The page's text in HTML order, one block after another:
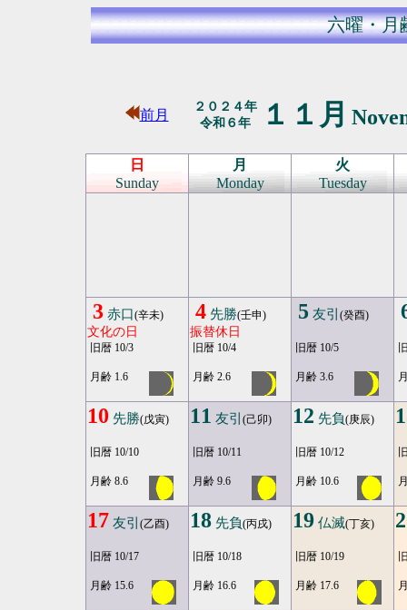
六曜・月
前月
２０２４年
令和６年
１１月
日
Sunday
月
Monday
火
Tuesday
3 赤口(辛未)
文化の日
旧暦 10/3
月齢 1.6
4 先勝(壬申)
振替休日
旧暦 10/4
月齢 2.6
5 友引 (癸酉)
旧暦 10/5
月齢 3.6
10 先勝(戊寅)
旧暦 10/10
月齢 8.6
11 友引 (己卯)
旧暦 10/11
月齢 9.6
12 先負(庚辰)
旧暦 10/12
月齢 10.6
17 友引 (乙酉)
旧暦 10/17
月齢 15.6
18 先負(丙戌)
旧暦 10/18
月齢 16.6
19 仏滅(丁亥)
旧暦 10/19
月齢 17.6